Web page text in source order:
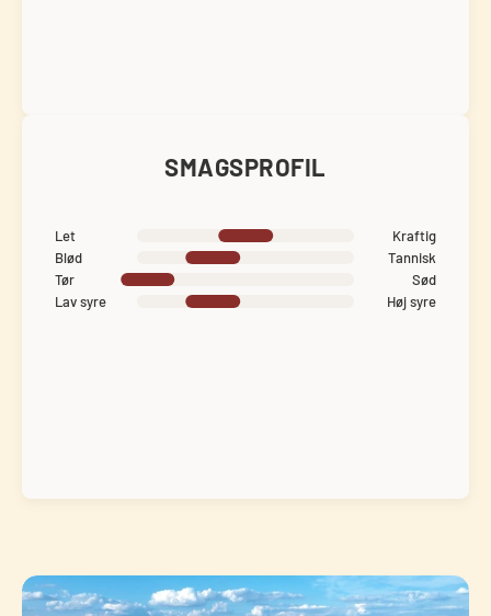
SMAGSPROFIL
Let
Kraftig
Blød
Tannisk
Tør
Sød
Lav syre
Høj syre